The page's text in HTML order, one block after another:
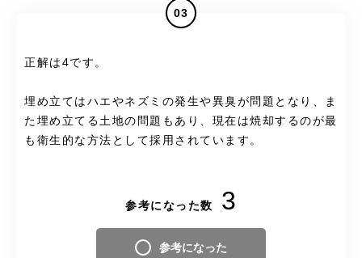
03
正解は4です。
埋め立てはハエやネズミの発生や異臭が問題となり、ま
た埋め立てる土地の問題もあり、現在は焼却するのが最
も衛生的な方法として採用されています。
参考になった数 3
参考になった